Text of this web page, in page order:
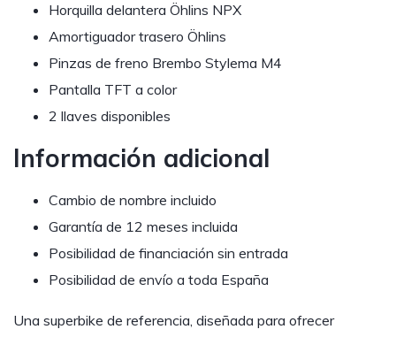
Horquilla delantera Öhlins NPX
Amortiguador trasero Öhlins
Pinzas de freno Brembo Stylema M4
Pantalla TFT a color
2 llaves disponibles
Información adicional
Cambio de nombre incluido
Garantía de 12 meses incluida
Posibilidad de financiación sin entrada
Posibilidad de envío a toda España
Una superbike de referencia, diseñada para ofrecer